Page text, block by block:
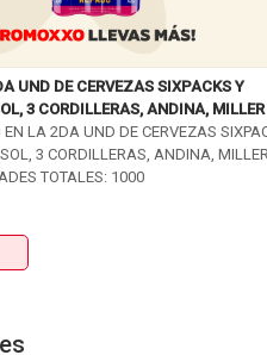
UND DE CERVEZAS SIXPACKS Y
3 CORDILLERAS, ANDINA, MILLER
EN LA 2DA UND DE CERVEZAS
3 CORDILLERAS, ANDINA,
TOTALES: 1000